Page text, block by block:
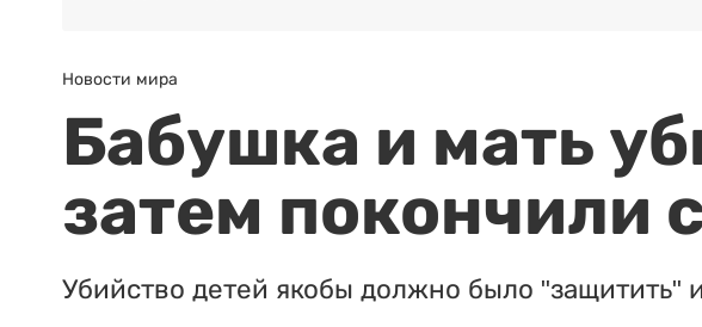
Новости мира
Бабушка и мать
затем покончили
Убийство детей якобы должно было "защитить"